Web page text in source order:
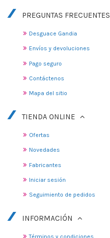
PREGUNTAS FRECUENTES
Desguace Gandia
Envíos y devoluciones
Pago seguro
Contáctenos
Mapa del sitio
TIENDA ONLINE
Ofertas
Novedades
Fabricantes
Iniciar sesión
Seguimiento de pedidos
INFORMACIÓN
Términos y condiciones